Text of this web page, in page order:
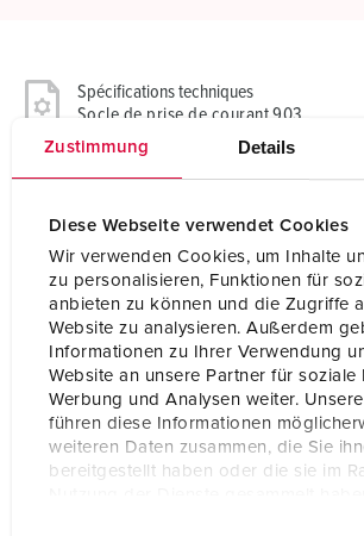
Zustimmung Details
Diese Webseite verwendet Cookies
Wir verwenden Cookies, um Inhalte
zu personalisieren, Funktionen für
anbieten zu können und die Zugriffe
Website zu analysieren. Außerdem
Informationen zu Ihrer Verwendung
Website an unsere Partner für soziale
Werbung und Analysen weiter.
führen diese Informationen
weiteren Daten zusammen, die Sie
bereitgestellt haben oder die sie im
Spécifications techniques
Socle de prise de courant 903
Ampère
Pôles 3 p
110
Position horaire 4 h
Hertz 50-
Technique de raccordement
Contacts